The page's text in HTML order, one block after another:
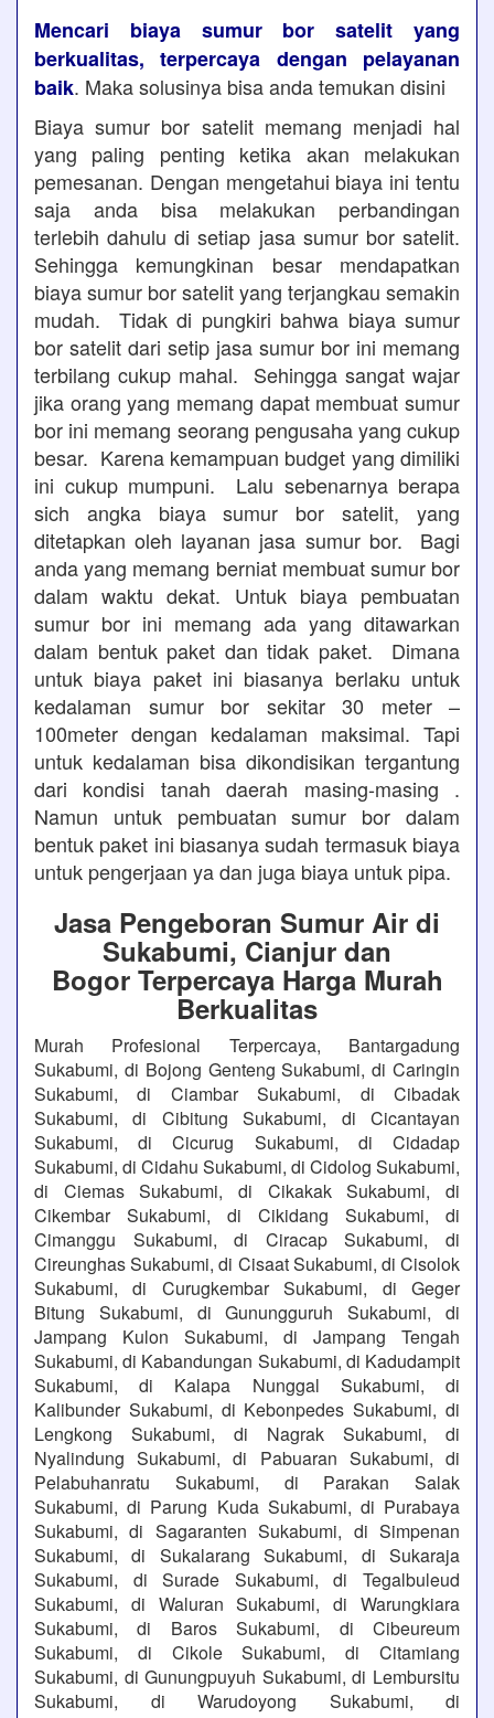
Mencari biaya sumur bor satelit yang
berkualitas, terpercaya dengan pelayanan
baik. Maka solusinya bisa anda temukan disini
Biaya sumur bor satelit memang menjadi hal
yang paling penting ketika akan melakukan
pemesanan. Dengan mengetahui biaya ini tentu
saja anda bisa melakukan perbandingan
terlebih dahulu di setiap jasa sumur bor satelit.
Sehingga kemungkinan besar mendapatkan
biaya sumur bor satelit yang terjangkau semakin
mudah. Tidak di pungkiri bahwa biaya sumur
bor satelit dari setip jasa sumur bor ini memang
terbilang cukup mahal. Sehingga sangat wajar
jika orang yang memang dapat membuat sumur
bor ini memang seorang pengusaha yang cukup
besar. Karena kemampuan budget yang dimiliki
ini cukup mumpuni. Lalu sebenarnya berapa
sich angka biaya sumur bor satelit, yang
ditetapkan oleh layanan jasa sumur bor. Bagi
anda yang memang berniat membuat sumur bor
dalam waktu dekat. Untuk biaya pembuatan
sumur bor ini memang ada yang ditawarkan
dalam bentuk paket dan tidak paket. Dimana
untuk biaya paket ini biasanya berlaku untuk
kedalaman sumur bor sekitar 30 meter –
100meter dengan kedalaman maksimal. Tapi
untuk kedalaman bisa dikondisikan tergantung
dari kondisi tanah daerah masing-masing .
Namun untuk pembuatan sumur bor dalam
bentuk paket ini biasanya sudah termasuk biaya
untuk pengerjaan ya dan juga biaya untuk pipa.
Jasa Pengeboran Sumur Air di
Sukabumi, Cianjur dan
Bogor Terpercaya Harga Murah
Berkualitas
Murah Profesional Terpercaya, Bantargadung
Sukabumi, di Bojong Genteng Sukabumi, di Caringin
Sukabumi, di Ciambar Sukabumi, di Cibadak
Sukabumi, di Cibitung Sukabumi, di Cicantayan
Sukabumi, di Cicurug Sukabumi, di Cidadap
Sukabumi, di Cidahu Sukabumi, di Cidolog Sukabumi,
di Ciemas Sukabumi, di Cikakak Sukabumi, di
Cikembar Sukabumi, di Cikidang Sukabumi, di
Cimanggu Sukabumi, di Ciracap Sukabumi, di
Cireunghas Sukabumi, di Cisaat Sukabumi, di Cisolok
Sukabumi, di Curugkembar Sukabumi, di Geger
Bitung Sukabumi, di Gunungguruh Sukabumi, di
Jampang Kulon Sukabumi, di Jampang Tengah
Sukabumi, di Kabandungan Sukabumi, di Kadudampit
Sukabumi, di Kalapa Nunggal Sukabumi, di
Kalibunder Sukabumi, di Kebonpedes Sukabumi, di
Lengkong Sukabumi, di Nagrak Sukabumi, di
Nyalindung Sukabumi, di Pabuaran Sukabumi, di
Pelabuhanratu Sukabumi, di Parakan Salak
Sukabumi, di Parung Kuda Sukabumi, di Purabaya
Sukabumi, di Sagaranten Sukabumi, di Simpenan
Sukabumi, di Sukalarang Sukabumi, di Sukaraja
Sukabumi, di Surade Sukabumi, di Tegalbuleud
Sukabumi, di Waluran Sukabumi, di Warungkiara
Sukabumi, di Baros Sukabumi, di Cibeureum
Sukabumi, di Cikole Sukabumi, di Citamiang
Sukabumi, di Gunungpuyuh Sukabumi, di Lembursitu
Sukabumi, di Warudoyong Sukabumi, di